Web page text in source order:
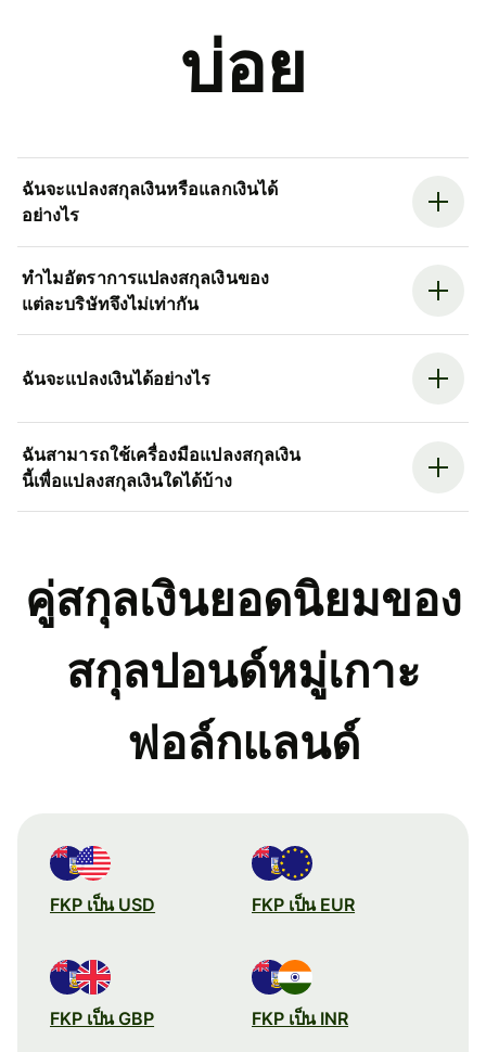
บ่อย
ฉันจะแปลงสกุลเงินหรือแลกเงินได้
อย่างไร
ทำไมอัตราการแปลงสกุลเงินของ
แต่ละบริษัทจึงไม่เท่ากัน
ฉันจะแปลงเงินได้อย่างไร
ฉันสามารถใช้เครื่องมือแปลงสกุลเงิน
นี้เพื่อแปลงสกุลเงินใดได้บ้าง
คู่สกุลเงินยอดนิยมของ
สกุลปอนด์หมู่เกาะ
ฟอล์กแลนด์
FKP เป็น USD FKP เป็น EUR
FKP เป็น GBP FKP เป็น INR